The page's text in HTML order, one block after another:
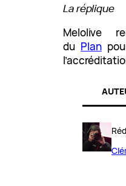
La réplique
Melolive
du Plan